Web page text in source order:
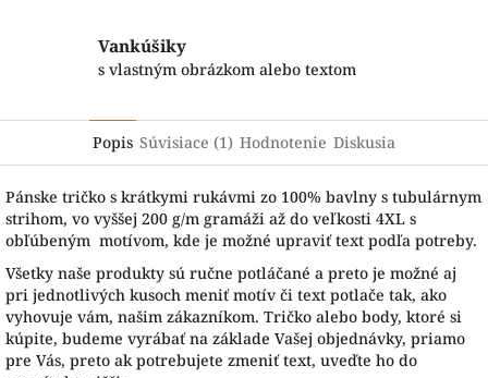
Vankúšiky
s vlastným obrázkom alebo textom
Popis Súvisiace (1) Hodnotenie Diskusia
Pánske tričko s krátkymi rukávmi zo 100% bavlny s tubulárnym
strihom, vo vyššej 200 g/m gramáži až do veľkosti 4XL s
obľúbeným motívom, kde je možné upraviť text podľa potreby.
Všetky naše produkty sú ručne potláčané a preto je možné aj
pri jednotlivých kusoch meniť motív či text potlače tak, ako
vyhovuje vám, našim zákazníkom. Tričko alebo body, ktoré si
kúpite, budeme vyrábať na základe Vašej objednávky, priamo
pre Vás, preto ak potrebujete zmeniť text, uveďte ho do